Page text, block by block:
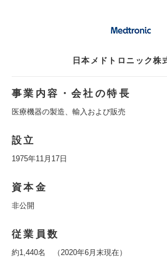
日本メドトロニック株
事業内容・会社の特長
医療機器の製造、輸入および販売
設立
1975年11月17日
資本金
非公開
従業員数
約1,440名 （2020年6月末現在）